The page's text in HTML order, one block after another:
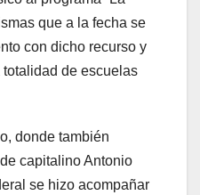
que a la fecha se
con dicho recurso y
de escuelas
donde también
capitalino Antonio
se hizo acompañar